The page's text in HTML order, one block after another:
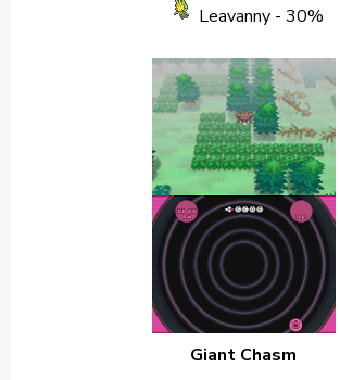
Leavanny- 30%
Giant Chasm